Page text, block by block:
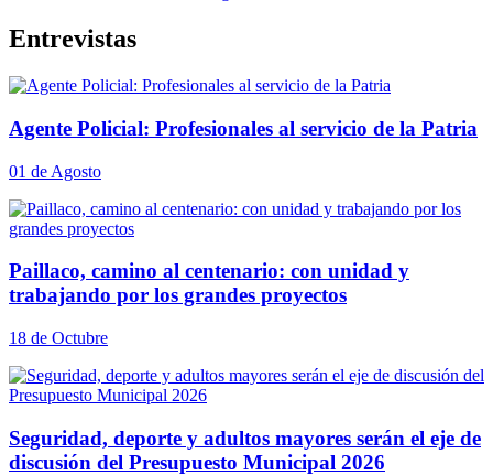
Entrevistas
Agente Policial: Profesionales al servicio de la Patria
01 de Agosto
Paillaco, camino al centenario: con unidad y
trabajando por los grandes proyectos
18 de Octubre
Seguridad, deporte y adultos mayores serán el eje de
discusión del Presupuesto Municipal 2026